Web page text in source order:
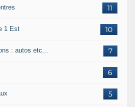
11
10
1 Est
7
: autos etc...
6
5